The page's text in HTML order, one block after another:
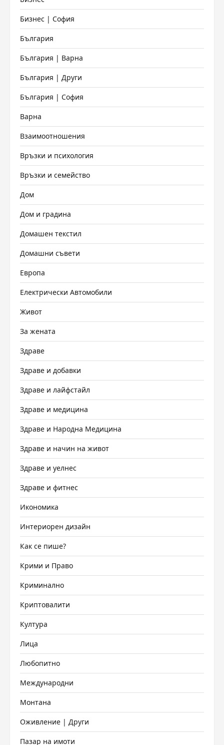
Бизнес | София
България
България | Варна
България | Други
България | София
Варна
Взаимоотношения
Връзки и психология
Връзки и семейство
Дом
Дом и градина
Домашен текстил
Домашни съвети
Европа
Електрически Автомобили
Живот
За жената
Здраве
Здраве и добавки
Здраве и лайфстайл
Здраве и медицина
Здраве и Народна Медицина
Здраве и начин на живот
Здраве и уелнес
Здраве и фитнес
Икономика
Интериорен дизайн
Как се пише?
Крими и Право
Криминално
Криптовалити
Култура
Лица
Любопитно
Международни
Монтана
Оживление | Други
Пазар на имоти